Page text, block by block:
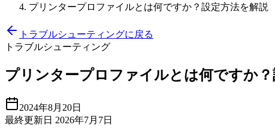
プリンタープロファイルとは何ですか？設定方法を解説
トラブルシューティングに戻る
トラブルシューティング
プリンタープロファイルとは何ですか
2024年8月20日
最終更新日 2026年7月7日